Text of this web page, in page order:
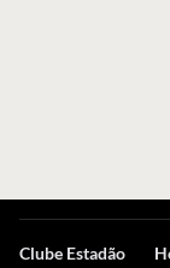
Clube Estadão